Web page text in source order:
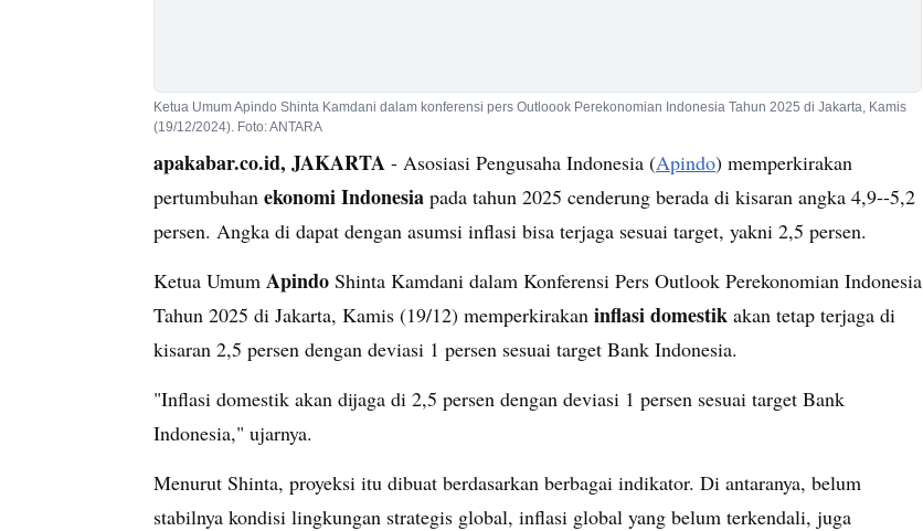
Ketua Umum Apindo Shinta Kamdani dalam konferensi pers Outloook Perekonomian Indonesia Tahun 2025 di Jakarta, Kamis
(19/12/2024). Foto: ANTARA
apakabar.co.id, JAKARTA - Asosiasi Pengusaha Indonesia (Apindo) memperkirakan
pertumbuhan ekonomi Indonesia pada tahun 2025 cenderung berada di kisaran angka 4,9--5,2
persen. Angka di dapat dengan asumsi inflasi bisa terjaga sesuai target, yakni 2,5 persen.
Ketua Umum Apindo Shinta Kamdani dalam Konferensi Pers Outlook Perekonomian Indonesia
Tahun 2025 di Jakarta, Kamis (19/12) memperkirakan inflasi domestik akan tetap terjaga di
kisaran 2,5 persen dengan deviasi 1 persen sesuai target Bank Indonesia.
"Inflasi domestik akan dijaga di 2,5 persen dengan deviasi 1 persen sesuai target Bank
Indonesia," ujarnya.
Menurut Shinta, proyeksi itu dibuat berdasarkan berbagai indikator. Di antaranya, belum
stabilnya kondisi lingkungan strategis global, inflasi global yang belum terkendali, juga